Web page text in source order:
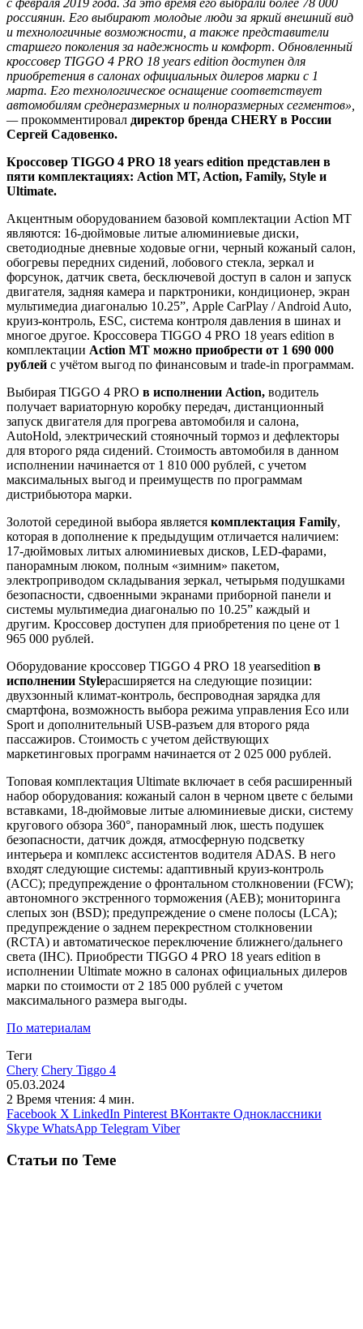
россиянин. Его выбирают молодые люди за яркий внешний вид
и технологичные возможности, а также представители
старшего поколения за надежность и комфорт. Обновленный
кроссовер TIGGO 4 PRO 18 years edition доступен для
приобретения в салонах официальных дилеров марки с 1
марта. Его технологическое оснащение соответствует
автомобилям среднеразмерных и полноразмерных сегментов»,
—прокомментировал директор бренда CHERY в России
Сергей Садовенко.
Кроссовер TIGGO 4 PRO 18 years edition представлен в
пяти комплектациях: Action MT, Action, Family, Style и
Ultimate.
Акцентным оборудованием базовой комплектации Action MT
являются: 16-дюймовые литые алюминиевые диски,
светодиодные дневные ходовые огни, черный кожаный салон,
обогревы передних сидений, лобового стекла, зеркал и
форсунок, датчик света, бесключевой доступ в салон и запуск
двигателя, задняя камера и парктроники, кондиционер, экран
мультимедиа диагональю 10.25”, Apple CarPlay / Android Auto,
круиз-контроль, ESС, система контроля давления в шинах и
многое другое. Кроссовера TIGGO 4 PRO 18 years edition в
комплектации Action MT можно приобрести от 1 690 000
рублей с учётом выгод по финансовым и trade-in программам.
Выбирая TIGGO 4 PRO в исполнении Action, водитель
получает вариаторную коробку передач, дистанционный
запуск двигателя для прогрева автомобиля и салона,
AutoHold, электрический стояночный тормоз и дефлекторы
для второго ряда сидений. Стоимость автомобиля в данном
исполнении начинается от 1 810 000 рублей, с учетом
максимальных выгод и преимуществ по программам
дистрибьютора марки.
Золотой серединой выбора является комплектация Family,
которая в дополнение к предыдущим отличается наличием:
17-дюймовых литых алюминиевых дисков, LED-фарами,
панорамным люком, полным «зимним» пакетом,
электроприводом складывания зеркал, четырьмя подушками
безопасности, сдвоенными экранами приборной панели и
системы мультимедиа диагональю по 10.25” каждый и
другим. Кроссовер доступен для приобретения по цене от 1
965 000 рублей.
Оборудование кроссовер TIGGO 4 PRO 18 yearsedition в
исполнении Styleрасширяется на следующие позиции:
двухзонный климат-контроль, беспроводная зарядка для
смартфона, возможность выбора режима управления Eco или
Sport и дополнительный USB-разъем для второго ряда
пассажиров. Стоимость с учетом действующих
маркетинговых программ начинается от 2 025 000 рублей.
Топовая комплектация Ultimate включает в себя расширенный
набор оборудования: кожаный салон в черном цвете с белыми
вставками, 18-дюймовые литые алюминиевые диски, систему
кругового обзора 360°, панорамный люк, шесть подушек
безопасности, датчик дождя, атмосферную подсветку
интерьера и комплекс ассистентов водителя ADAS. В него
входят следующие системы: адаптивный круиз-контроль
(ACC); предупреждение о фронтальном столкновении (FCW);
автономного экстренного торможения (AEB); мониторинга
слепых зон (BSD); предупреждение о смене полосы (LCA);
предупреждение о заднем перекрестном столкновении
(RCTA) и автоматическое переключение ближнего/дальнего
света (IHC). Приобрести TIGGO 4 PRO 18 years edition в
исполнении Ultimate можно в салонах официальных дилеров
марки по стоимости от 2 185 000 рублей c учетом
максимального размера выгоды.
По материалам
Теги
Chery Chery Tiggo 4
05.03.2024
2 Время чтения: 4 мин.
Facebook X LinkedIn Pinterest ВКонтакте Одноклассники
Skype WhatsApp Telegram Viber
Статьи по Теме